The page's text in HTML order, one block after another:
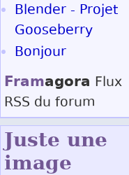
Blender - Projet
Gooseberry
Bonjour
Framagora Flux
RSS du forum
Juste une
image